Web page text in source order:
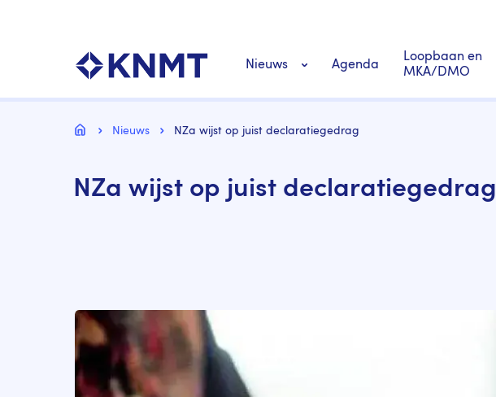
Nieuws Agenda
Loopbaan en
MKA/DMO
Kruimelpad
HomeNieuws NZa wijst op juist declaratiegedrag
NZa wijst op juist declaratiegedrag
Image